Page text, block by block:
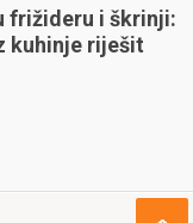
frižideru i škrinji:
kuhinje riješit